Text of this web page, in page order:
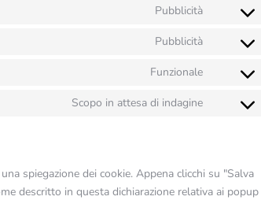
google-
Pubblicità
Consent
google-
Pubblicità
Consent
google-
Funzionale
Consent
Scopo in attesa di indagine
Consent
spiegazione dei cookie. Appena clicchi su "Salva
descritto in questa dichiarazione relativa ai popup